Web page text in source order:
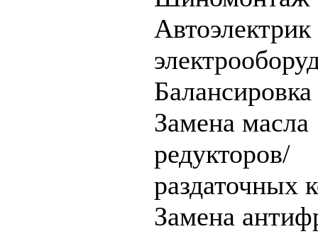
Балансировка
Замена масла
редукторов/
раздаточных
Замена